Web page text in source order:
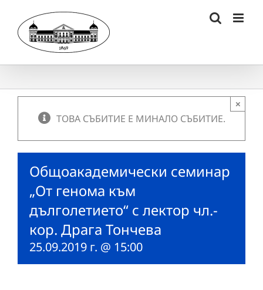
content
ТОВА СЪБИТИЕ Е МИНАЛО СЪБИТИЕ.
×
Общоакадемически семинар
„От генома към
дълголетието“ с лектор чл.-
кор. Драга Тончева
25.09.2019 г. @ 15:00